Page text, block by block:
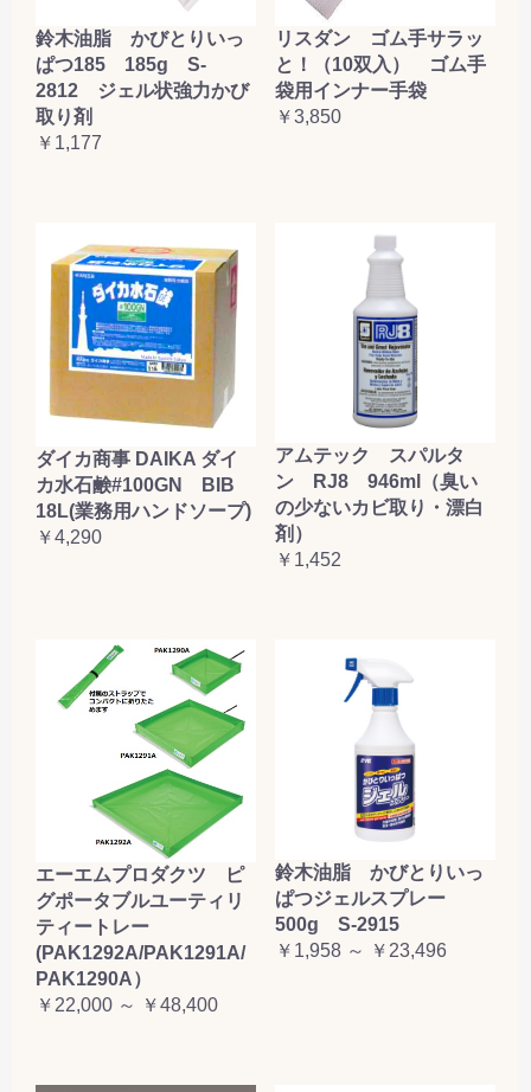
鈴木油脂 かびとりいっ
ぱつ185 185g S-
2812 ジェル状強力かび
取り剤
￥1,177
リスダン ゴム手サラッ
と！（10双入） ゴム手
袋用インナー手袋
￥3,850
ダイカ商事 DAIKA ダイ
カ水石鹸#100GN BIB
18L(業務用ハンドソープ)
￥4,290
アムテック スパルタ
ン RJ8 946ml（臭い
の少ないカビ取り・漂白
剤）
￥1,452
エーエムプロダクツ ピ
グポータブルユーティリ
ティートレー
(PAK1292A/PAK1291A/
PAK1290A）
￥22,000 ～ ￥48,400
鈴木油脂 かびとりいっ
ぱつジェルスプレー
500g S-2915
￥1,958 ～ ￥23,496